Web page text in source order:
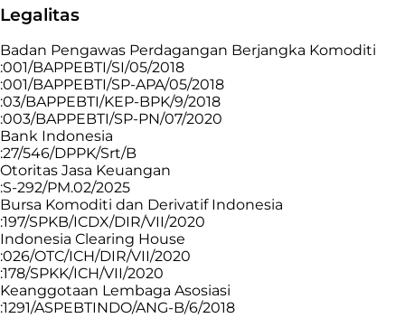
Legalitas
Badan Pengawas Perdagangan Berjangka Komoditi
:001/BAPPEBTI/SI/05/2018
:001/BAPPEBTI/SP-APA/05/2018
:03/BAPPEBTI/KEP-BPK/9/2018
:003/BAPPEBTI/SP-PN/07/2020
Bank Indonesia
:27/546/DPPK/Srt/B
Otoritas Jasa Keuangan
:S-292/PM.02/2025
Bursa Komoditi dan Derivatif Indonesia
:197/SPKB/ICDX/DIR/VII/2020
Indonesia Clearing House
:026/OTC/ICH/DIR/VII/2020
:178/SPKK/ICH/VII/2020
Keanggotaan Lembaga Asosiasi
:1291/ASPEBTINDO/ANG-B/6/2018